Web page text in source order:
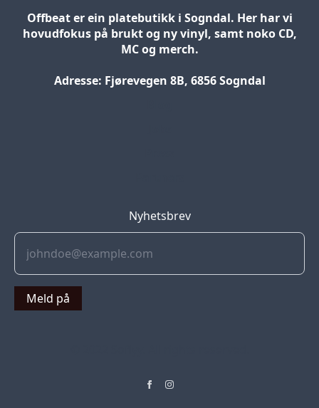
Offbeat er ein platebutikk i Sogndal. Her har vi
hovudfokus på brukt og ny vinyl, samt noko CD,
MC og merch.
Adresse: Fjørevegen 8B, 6856 Sogndal
Nyhetsbrev
Meld på